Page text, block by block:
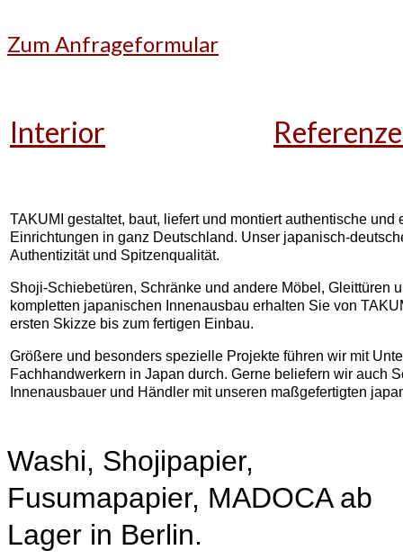
Zum Anfrageformular
Interior
TAKUMI gestaltet, baut, liefert und montiert authentische und
Einrichtungen in ganz Deutschland. Unser japanisch-
Authentizität und Spitzenqualität.
Shoji-Schiebetüren, Schränke und andere Möbel, Gleittüren
kompletten japanischen Innenausbau erhalten Sie von
ersten Skizze bis zum fertigen Einbau.
Größere und besonders spezielle Projekte führen wir mit
Fachhandwerkern in Japan durch. Gerne beliefern wir auch
Innenausbauer und Händler mit unseren maßgefertigten
Washi, Shojipapier,
Fusumapapier, MADOCA ab
Lager in Berlin.